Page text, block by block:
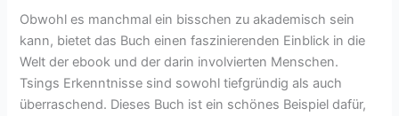
Obwohl es manchmal ein bisschen zu akademisch sein
kann, bietet das Buch einen faszinierenden Einblick in die
Welt der ebook und der darin involvierten Menschen.
Tsings Erkenntnisse sind sowohl tiefgründig als auch
überraschend. Dieses Buch ist ein schönes Beispiel dafür,